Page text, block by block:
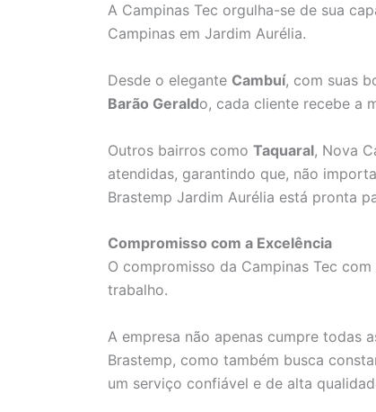
A Campinas Tec orgulha-se de sua
Campinas em Jardim Aurélia.
Desde o elegante Cambuí, com suas
Barão Geraldo, cada cliente recebe a
Outros bairros como Taquaral, Nova
atendidas, garantindo que, não
Brastemp Jardim Aurélia está pronta
Compromisso com a Excelência
O compromisso da Campinas Tec
trabalho.
A empresa não apenas cumpre todas
Brastemp, como também busca
um serviço confiável e de alta